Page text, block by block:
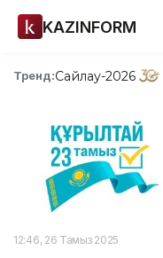
KAZINFORM
Тренд:Сайлау-2026
12:46, 26 Тамыз 2025